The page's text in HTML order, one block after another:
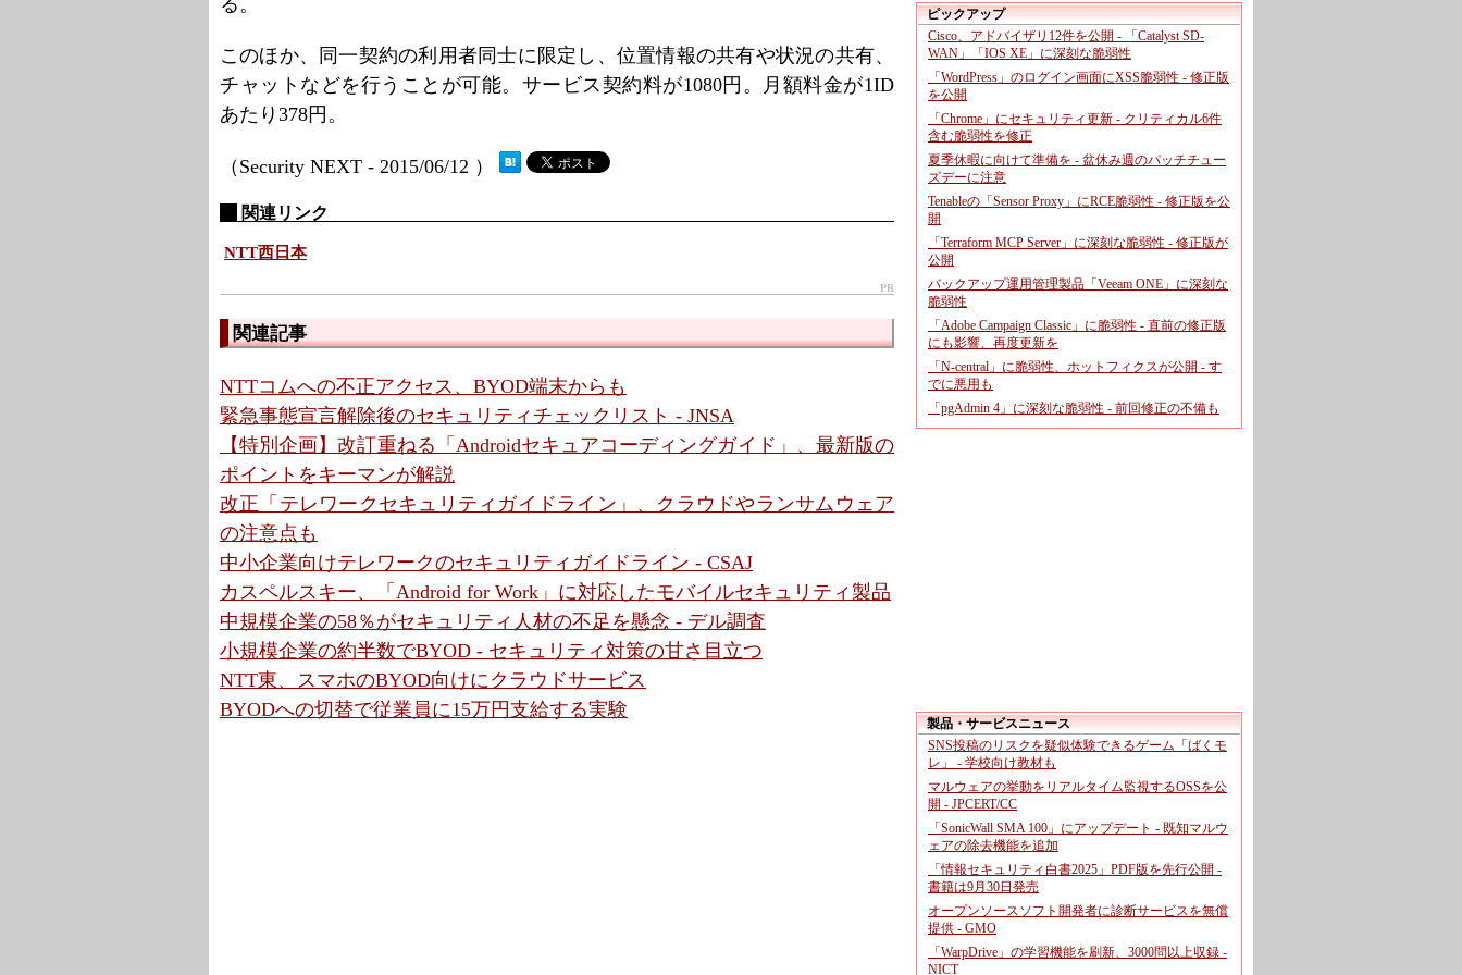
る。
このほか、同一契約の利用者同士に限定し、位置情報の共有や状況の共有、
チャットなどを行うことが可能。サービス契約料が1080円。月額料金が1ID
あたり378円。
（Security NEXT - 2015/06/12 ）
関連リンク
NTT西日本
PR
関連記事
NTTコムへの不正アクセス、BYOD端末からも
緊急事態宣言解除後のセキュリティチェックリスト - JNSA
【特別企画】改訂重ねる「Androidセキュアコーディングガイド」、最新版の
ポイントをキーマンが解説
改正「テレワークセキュリティガイドライン」、クラウドやランサムウェア
の注意点も
中小企業向けテレワークのセキュリティガイドライン - CSAJ
カスペルスキー、「Android for Work」に対応したモバイルセキュリティ製品
中規模企業の58％がセキュリティ人材の不足を懸念 - デル調査
小規模企業の約半数でBYOD - セキュリティ対策の甘さ目立つ
NTT東、スマホのBYOD向けにクラウドサービス
BYODへの切替で従業員に15万円支給する実験
ピックアップ
Cisco、アドバイザリ12件を公開 - 「Catalyst SD-
WAN」「IOS XE」に深刻な脆弱性
「WordPress」のログイン画面にXSS脆弱性 - 修正版
を公開
「Chrome」にセキュリティ更新 - クリティカル6件
含む脆弱性を修正
夏季休暇に向けて準備を - 盆休み週のパッチチュー
ズデーに注意
Tenableの「Sensor Proxy」にRCE脆弱性 - 修正版を公
開
「Terraform MCP Server」に深刻な脆弱性 - 修正版が
公開
バックアップ運用管理製品「Veeam ONE」に深刻な
脆弱性
「Adobe Campaign Classic」に脆弱性 - 直前の修正版
にも影響、再度更新を
「N-central」に脆弱性、ホットフィクスが公開 - す
でに悪用も
「pgAdmin 4」に深刻な脆弱性 - 前回修正の不備も
製品・サービスニュース
SNS投稿のリスクを疑似体験できるゲーム「ばくモ
レ」 - 学校向け教材も
マルウェアの挙動をリアルタイム監視するOSSを公
開 - JPCERT/CC
「SonicWall SMA 100」にアップデート - 既知マルウ
ェアの除去機能を追加
「情報セキュリティ白書2025」PDF版を先行公開 -
書籍は9月30日発売
オープンソースソフト開発者に診断サービスを無償
提供 - GMO
「WarpDrive」の学習機能を刷新、3000問以上収録 -
NICT